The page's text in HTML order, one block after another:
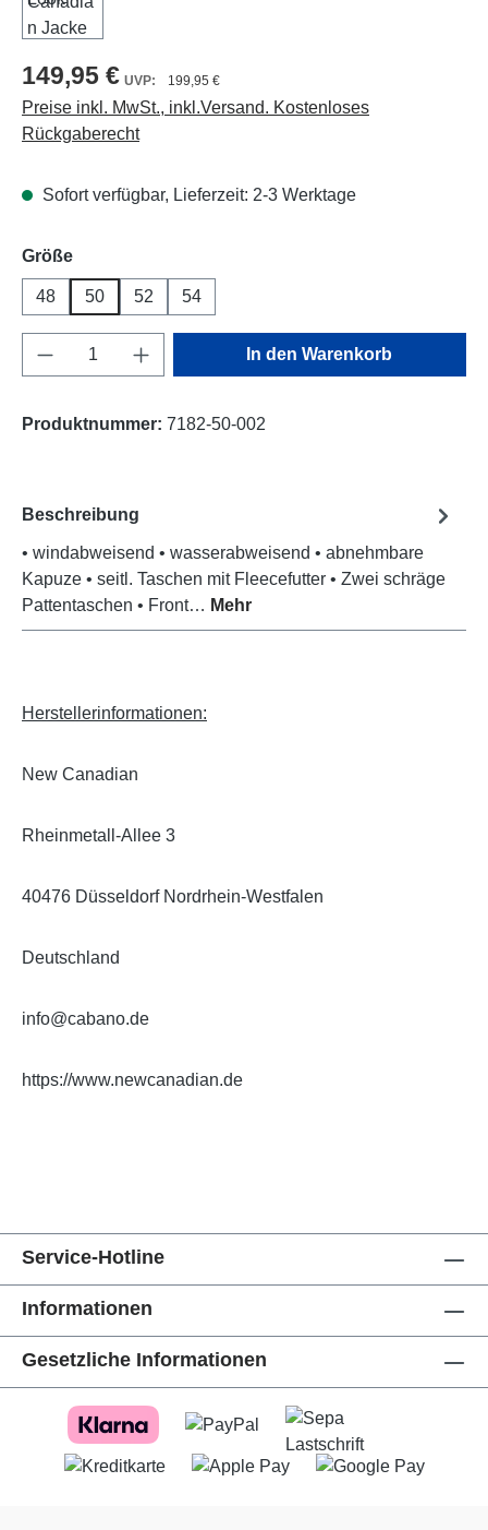
149,95 € 199,95 €
Preise inkl. MwSt., inkl.Versand. Kostenloses
Rückgaberecht
Sofort verfügbar, Lieferzeit: 2-3 Werktage
Größeauswählen
48 50 52 54
Produkt Anzahl: Gib den gewünschten
In den Warenkorb
Produktnummer: 7182-50-002
Beschreibung
• windabweisend • wasserabweisend • abnehmbare
Kapuze • seitl. Taschen mit Fleecefutter • Zwei schräge
Pattentaschen • Front… Mehr
Herstellerinformationen:
New Canadian
Rheinmetall-Allee 3
40476 Düsseldorf Nordrhein-Westfalen
Deutschland
info@cabano.de
https://www.newcanadian.de
Service-Hotline
Informationen
Gesetzliche Informationen